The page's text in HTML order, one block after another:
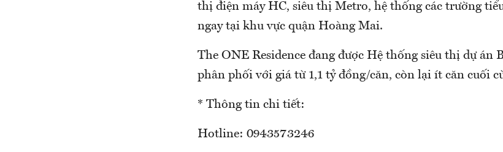
thị điện máy HC, siêu thị Metro, hệ thống các trường
ngay tại khu vực quận Hoàng Mai.
The ONE Residence đang được Hệ thống siêu thị dự án
phân phối với giá từ 1,1 tỷ đồng/căn, còn lại ít căn cuối
* Thông tin chi tiết:
Hotline: 0943573246